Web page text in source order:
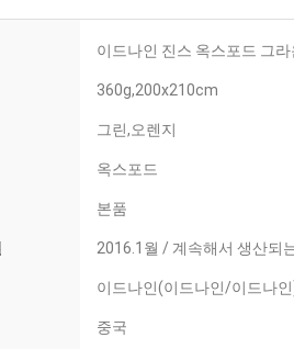
이드나인 진스 옥스포드 그
360g,200x210cm
그린,오렌지
옥스포드
본품
2016.1월 / 계속해서 생산되
이드나인(이드나인/이드나
중국